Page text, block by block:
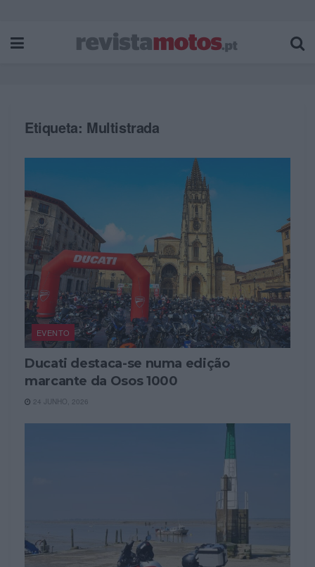
Etiqueta: Multistrada
EVENTO
Ducati destaca-se numa edição
marcante da Osos 1000
24 JUNHO, 2026